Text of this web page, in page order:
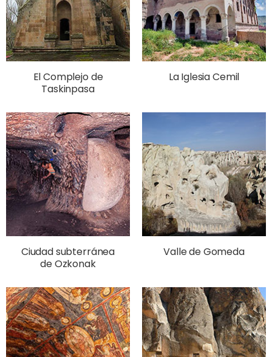
El Complejo de
Taskinpasa
La Iglesia Cemil
Ciudad subterránea
de Ozkonak
Valle de Gomeda